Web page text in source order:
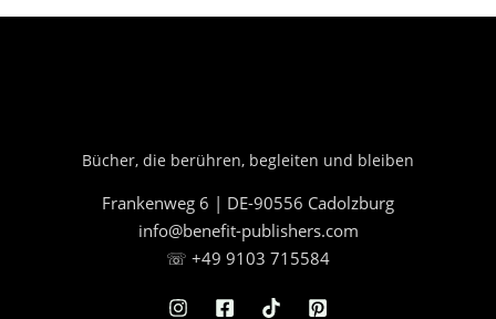
Bücher, die berühren, begleiten und bleiben
Frankenweg 6 | DE-90556 Cadolzburg
info@benefit-publishers.com
☏ +49 9103 715584